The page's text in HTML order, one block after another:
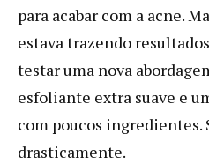
para acabar com a acne.
estava trazendo
testar uma nova
esfoliante extra suave e
com poucos ingredientes.
drasticamente.